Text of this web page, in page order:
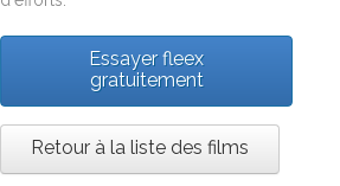
Essayer fleex
gratuitement
Retour à la liste des films